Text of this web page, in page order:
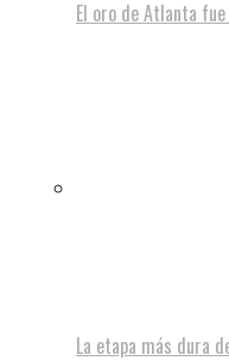
El oro de Atlanta
La etapa más dura